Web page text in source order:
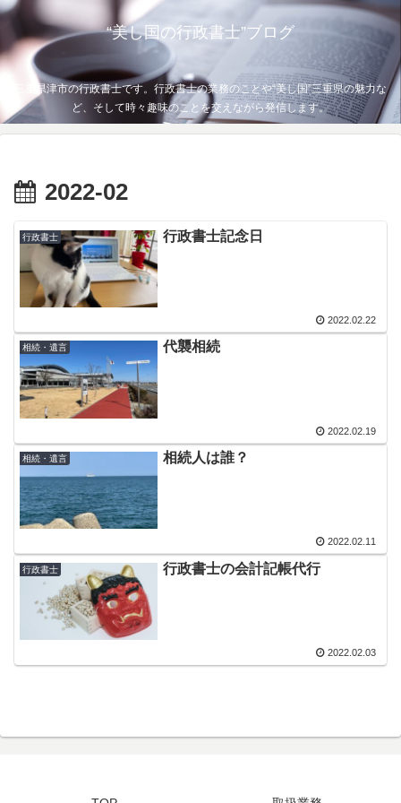
“美し国の行政書士”ブログ
三重県津市の行政書士です。行政書士の業務のことや“美し国”三重県の魅力な
ど、そして時々趣味のことを交えながら発信します。
2022-02
行政書士 行政書士記念日
2022.02.22
相続・遺言 代襲相続
2022.02.19
相続・遺言 相続人は誰？
2022.02.11
行政書士 行政書士の会計記帳代行
2022.02.03